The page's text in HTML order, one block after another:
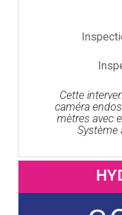
Cette
caméra
mètres avec
Système